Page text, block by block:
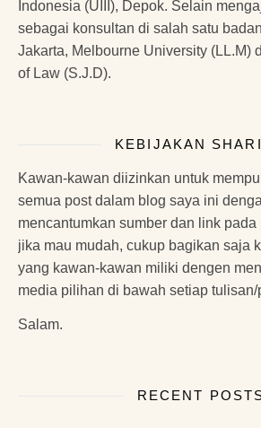
Indonesia (UIII), Depok. Selain
sebagai konsultan di salah satu
Jakarta, Melbourne University (LL.M)
of Law (S.J.D).
KEBIJAKAN
Kawan-kawan diizinkan untuk
semua post dalam blog saya ini
mencantumkan sumber dan link pada
jika mau mudah, cukup bagikan saja
yang kawan-kawan miliki dengen
media pilihan di bawah setiap tulisan/
Salam.
RECENT